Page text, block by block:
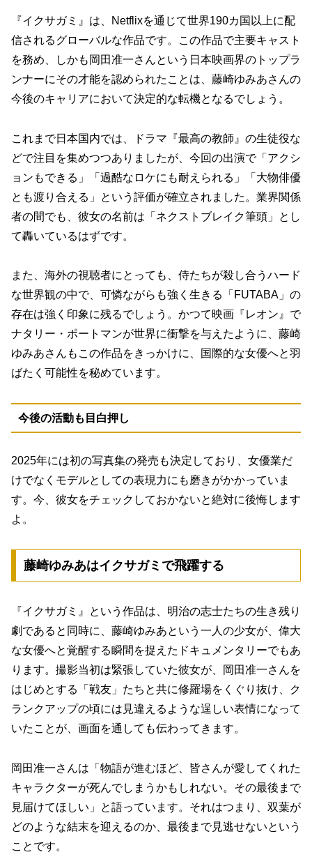
『イクサガミ』は、Netflixを通じて世界190カ国以上に配
信されるグローバルな作品です。この作品で主要キャスト
を務め、しかも岡田准一さんという日本映画界のトップラ
ンナーにその才能を認められたことは、藤崎ゆみあさんの
今後のキャリアにおいて決定的な転機となるでしょう。
これまで日本国内では、ドラマ『最高の教師』の生徒役な
どで注目を集めつつありましたが、今回の出演で「アクシ
ョンもできる」「過酷なロケにも耐えられる」「大物俳優
とも渡り合える」という評価が確立されました。業界関係
者の間でも、彼女の名前は「ネクストブレイク筆頭」とし
て轟いているはずです。
また、海外の視聴者にとっても、侍たちが殺し合うハード
な世界観の中で、可憐ながらも強く生きる「FUTABA」の
存在は強く印象に残るでしょう。かつて映画『レオン』で
ナタリー・ポートマンが世界に衝撃を与えたように、藤崎
ゆみあさんもこの作品をきっかけに、国際的な女優へと羽
ばたく可能性を秘めています。
今後の活動も目白押し
2025年には初の写真集の発売も決定しており、女優業だ
けでなくモデルとしての表現力にも磨きがかかっていま
す。今、彼女をチェックしておかないと絶対に後悔します
よ。
藤崎ゆみあはイクサガミで飛躍する
『イクサガミ』という作品は、明治の志士たちの生き残り
劇であると同時に、藤崎ゆみあという一人の少女が、偉大
な女優へと覚醒する瞬間を捉えたドキュメンタリーでもあ
ります。撮影当初は緊張していた彼女が、岡田准一さんを
はじめとする「戦友」たちと共に修羅場をくぐり抜け、ク
ランクアップの頃には見違えるような逞しい表情になって
いたことが、画面を通しても伝わってきます。
岡田准一さんは「物語が進むほど、皆さんが愛してくれた
キャラクターが死んでしまうかもしれない。その最後まで
見届けてほしい」と語っています。それはつまり、双葉が
どのような結末を迎えるのか、最後まで見逃せないという
ことです。